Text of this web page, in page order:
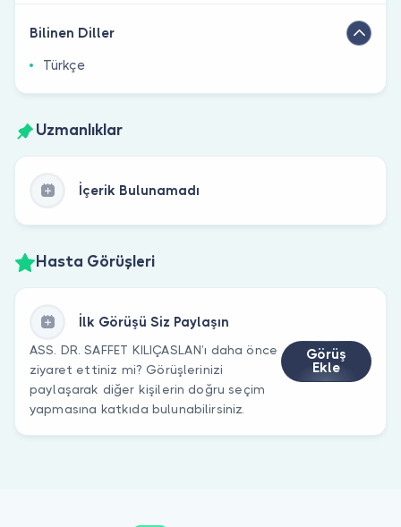
Bilinen Diller
Türkçe
Uzmanlıklar
İçerik Bulunamadı
Hasta Görüşleri
İlk Görüşü Siz Paylaşın
ASS. DR. SAFFET KILIÇASLAN’ı daha önce
ziyaret ettiniz mi? Görüşlerinizi
paylaşarak diğer kişilerin doğru seçim
yapmasına katkıda bulunabilirsiniz.
Görüş
Ekle